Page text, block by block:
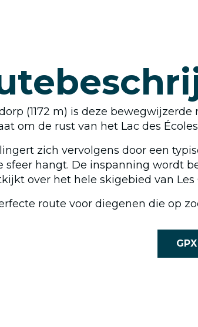
(1172 m) is deze
om de rust van het Lac des
zich vervolgens door een
sfeer hangt. De inspanning wordt
over het hele skigebied van Les
route voor diegenen die op